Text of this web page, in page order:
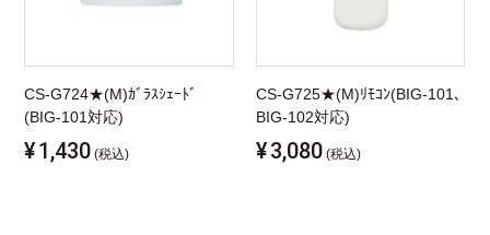
CS-G724★(M)ｶﾞﾗｽｼｪｰﾄﾞ
(BIG-101対応)
¥1,430 (税込)
CS-G725★(M)ﾘﾓｺﾝ(BIG-101､
BIG-102対応)
¥3,080 (税込)